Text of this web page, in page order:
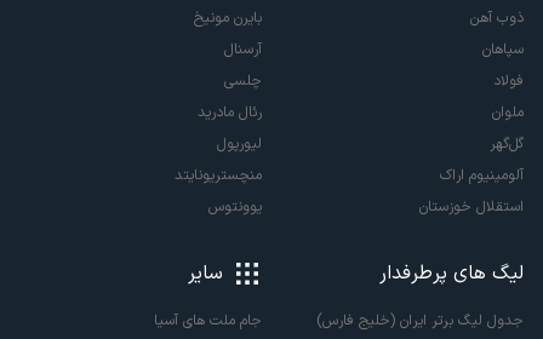
ذوب آهن
سپاهان
فولاد
ملوان
گل‌گهر
آلومینیوم اراک
استقلال خوزستان
بایرن مونیخ
آرسنال
چلسی
رئال مادرید
لیورپول
منچستریونایتد
یوونتوس
لیگ های پرطرفدار
جدول لیگ برتر ایران (خلیج فارس)
سایر
جام ملت های آسیا